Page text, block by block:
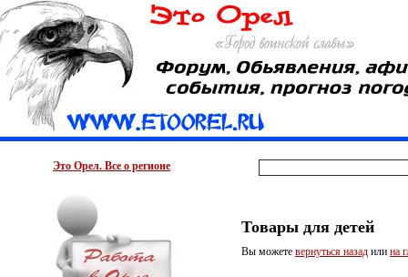
Это Орел. Все о регионе
Товары для детей
Вы можете вернуться назад или на